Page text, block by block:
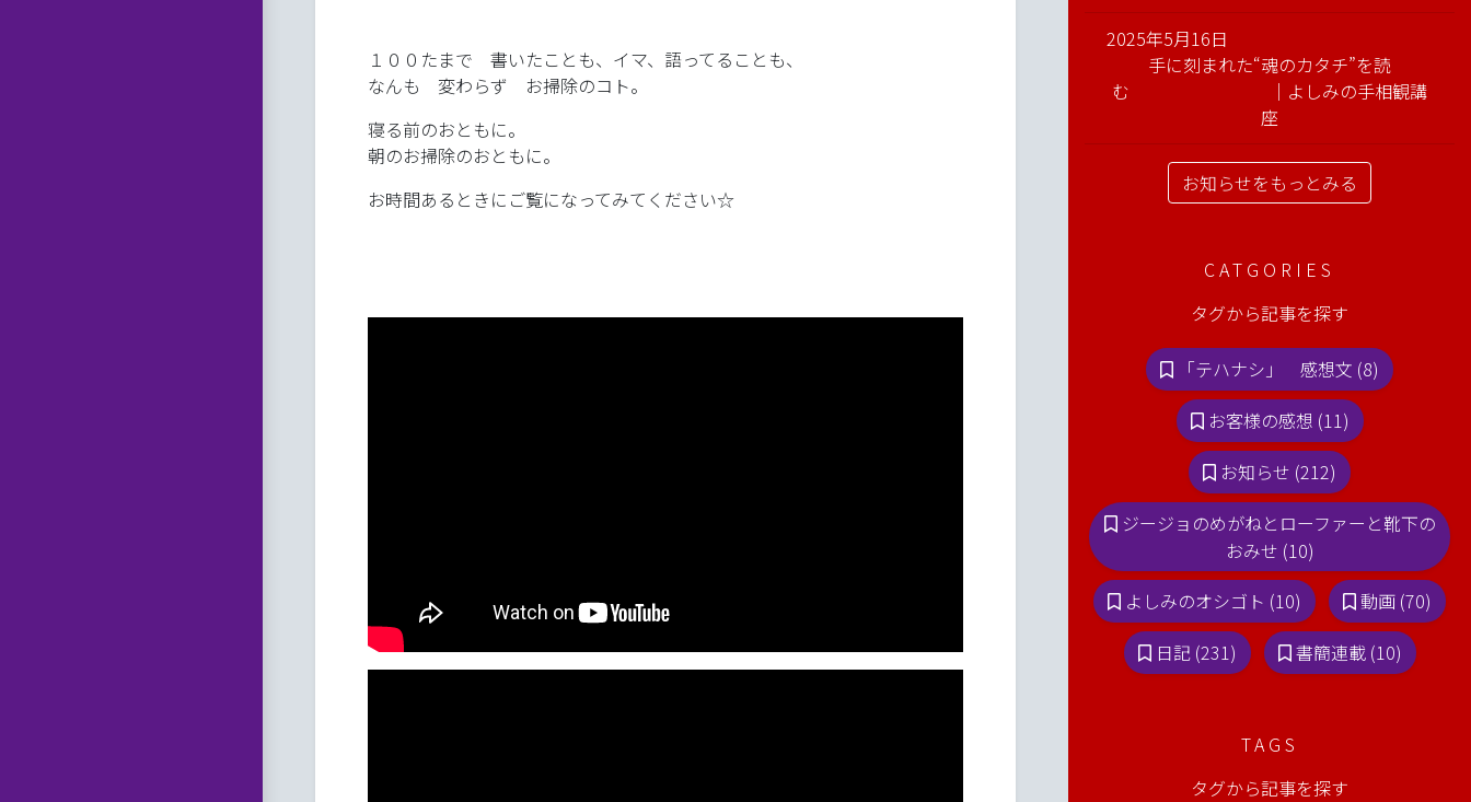
１００たまで 書いたことも、イマ、語ってることも、
なんも 変わらず お掃除のコト。
寝る前のおともに。
朝のお掃除のおともに。
お時間あるときにご覧になってみてください☆
2025年5月16日
手に刻まれた“魂のカタチ”を読
む ｜よしみの手相観講
座
お知らせをもっとみる
CATGORIES
タグから記事を探す
「テハナシ」 感想文 (8)
お客様の感想 (11)
お知らせ (212)
ジージョのめがねとローファーと靴下の
おみせ (10)
よしみのオシゴト (10)
動画 (70)
日記 (231)
書簡連載 (10)
TAGS
タグから記事を探す